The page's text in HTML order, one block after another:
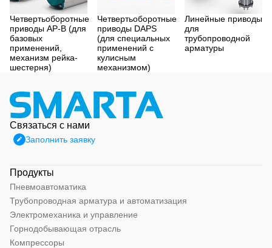
Четвертьоборотные
приводы AP-B (для
базовых
применений,
механизм рейка-
шестерня)
Четвертьоборотные
приводы DAPS
(для специальных
применений с
кулисным
механизмом)
Линейные приводы
для
трубопроводной
арматуры
Связаться с нами
Заполнить заявку
Продукты
Пневмоавтоматика
Трубопроводная арматура и автоматизация
Электромеханика и управление
Горнодобывающая отрасль
Компрессоры